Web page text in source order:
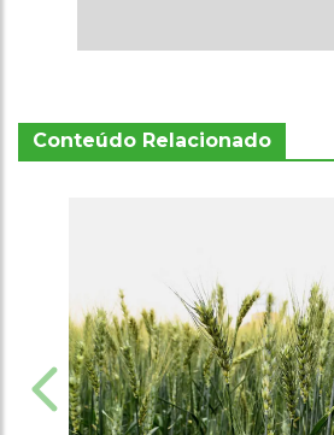
Conteúdo Relacionado